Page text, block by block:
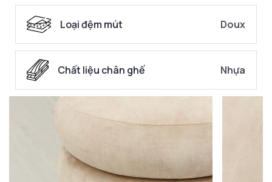
Loại đệm mút Doux
Chất liệu chân ghế Nhựa